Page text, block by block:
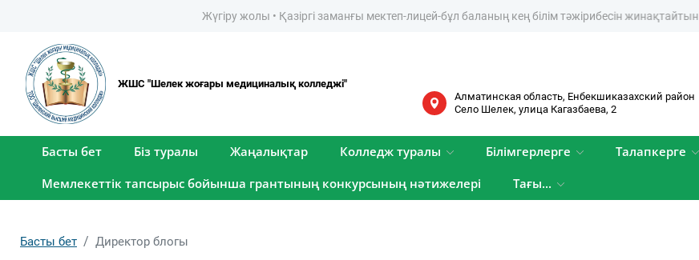
Жүгіру жолы • Қазіргі заманғы мектеп-лицей-бұл баланың кең білім тәжірибесін жинақтайтын орын
ЖШС "Шелек жоғары медициналық колледжі"
Алматинская область, Енбекшиказахский район
Cело Шелек, улица Кагазбаева, 2
Басты бет Біз туралы Жаңалықтар Колледж туралы Білімгерлерге Талапкерге
Мемлекеттік тапсырыс бойынша грантының конкурсының нәтижелері
Тағы...
Басты бет Директор блогы